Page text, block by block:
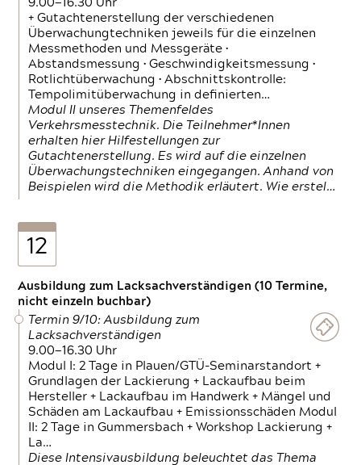
9.00—16.30 Uhr
+ Gutachtenerstellung der verschiedenen
Überwachungtechniken jeweils für die einzelnen
Messmethoden und Messgeräte •
Abstandsmessung • Geschwindigkeitsmessung •
Rotlichtüberwachung • Abschnittskontrolle:
Tempolimitüberwachung in definierten…
Modul II unseres Themenfeldes
Verkehrsmesstechnik. Die Teilnehmer*Innen
erhalten hier Hilfestellungen zur
Gutachtenerstellung. Es wird auf die einzelnen
Überwachungstechniken eingegangen. Anhand von
Beispielen wird die Methodik erläutert. Wie erstel…
12
Ausbildung zum Lacksachverständigen (10 Termine,
nicht einzeln buchbar)
Termin 9/10: Ausbildung zum
Lacksachverständigen
9.00—16.30 Uhr
Modul I: 2 Tage in Plauen/GTÜ-Seminarstandort +
Grundlagen der Lackierung + Lackaufbau beim
Hersteller + Lackaufbau im Handwerk + Mängel und
Schäden am Lackaufbau + Emissionsschäden Modul
II: 2 Tage in Gummersbach + Workshop Lackierung +
La…
Diese Intensivausbildung beleuchtet das Thema